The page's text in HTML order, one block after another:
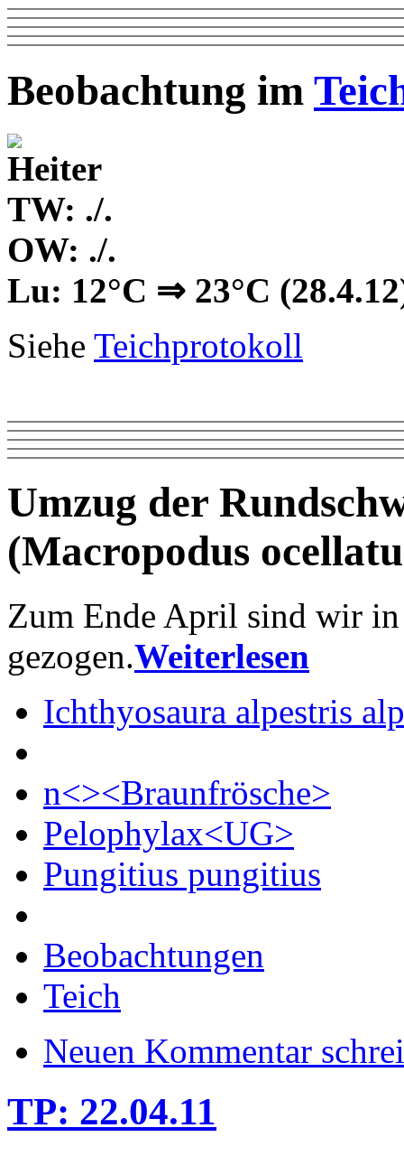
Beobachtung im
TW: ./.
OW: ./.
Lu: 12°C ⇒ 23°C
Siehe Teichprotokoll
Umzug der
(Macropodus
Zum Ende April sind wir in
gezogen.Weiterlesen
Ichthyosaura alpestris
n<><Braunfrösche>
Pelophylax<UG>
Pungitius pungitius
Beobachtungen
Teich
Neuen Kommentar
TP: 22.04.11